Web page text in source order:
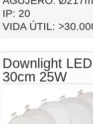
IP: 20
VIDA ÚTIL:
Downlight
30cm 25W